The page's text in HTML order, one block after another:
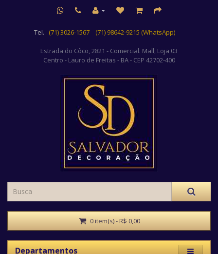
Tel. (71) 3026-1567 (71) 98642-9215 (WhatsApp)
Estrada do Côco, 2821 - Comercial. Mall, Loja 03
Centro - Lauro de Freitas - BA - CEP 42702-400
0 item(s) - R$ 0,00
Departamentos